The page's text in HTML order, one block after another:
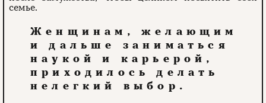
семье.
Женщинам, желающим
и дальше заниматься
наукой и карьерой,
приходилось делать
нелегкий выбор.